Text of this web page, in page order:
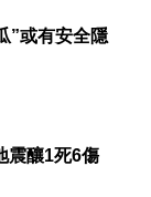
”或有安全隱
震釀1死6傷